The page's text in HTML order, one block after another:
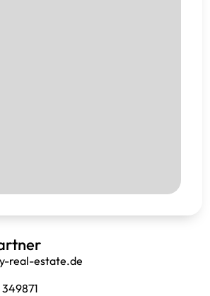
real-estate.de